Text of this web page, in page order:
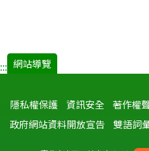
::: 網站導覽
隱私權保護 資訊安全 著作權
政府網站資料開放宣告
雙語詞